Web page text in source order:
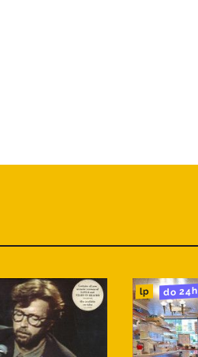
lp do 24h